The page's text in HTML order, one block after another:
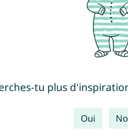
tu plus
Oui